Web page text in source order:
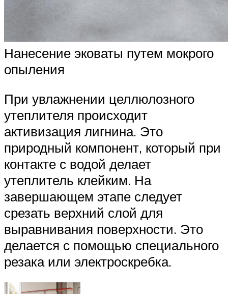
Нанесение эковаты путем мокрого
опыления
При увлажнении целлюлозного
утеплителя происходит
активизация лигнина. Это
природный компонент, который при
контакте с водой делает
утеплитель клейким. На
завершающем этапе следует
срезать верхний слой для
выравнивания поверхности. Это
делается с помощью специального
резака или электроскребка.